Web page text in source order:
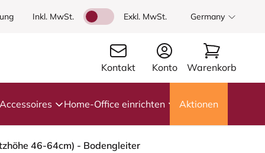
Inkl. MwSt. Exkl. MwSt. Germany
Kontakt Konto Warenkorb
Accessoires Home-Office einrichten Aktionen
46-64cm) - Bodengleiter